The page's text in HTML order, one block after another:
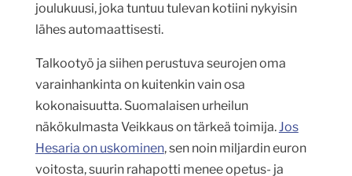
joulukuusi, joka tuntuu tulevan kotiini nykyisin
lähes automaattisesti.
Talkootyö ja siihen perustuva seurojen oma
varainhankinta on kuitenkin vain osa
kokonaisuutta. Suomalaisen urheilun
näkökulmasta Veikkaus on tärkeä toimija.Jos
Hesaria on uskominen, sen noin miljardin euron
voitosta, suurin rahapotti menee opetus- ja